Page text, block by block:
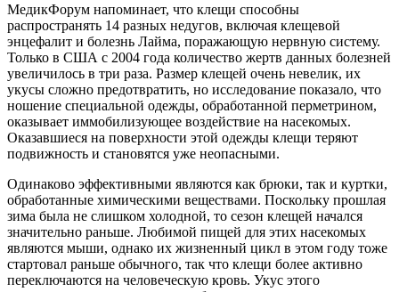
МедикФорум напоминает, что клещи способны
распространять 14 разных недугов, включая клещевой
энцефалит и болезнь Лайма, поражающую нервную систему.
Только в США с 2004 года количество жертв данных болезней
увеличилось в три раза. Размер клещей очень невелик, их
укусы сложно предотвратить, но исследование показало, что
ношение специальной одежды, обработанной перметрином,
оказывает иммобилизующее воздействие на насекомых.
Оказавшиеся на поверхности этой одежды клещи теряют
подвижность и становятся уже неопасными.
Одинаково эффективными являются как брюки, так и куртки,
обработанные химическими веществами. Поскольку прошлая
зима была не слишком холодной, то сезон клещей начался
значительно раньше. Любимой пищей для этих насекомых
являются мыши, однако их жизненный цикл в этом году тоже
стартовал раньше обычного, так что клещи более активно
переключаются на человеческую кровь. Укус этого